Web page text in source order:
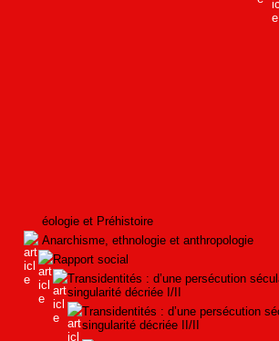
éologie et Préhistoire
Anarchisme, ethnologie et anthropologie
Rapport social
Transidentités : d’une persécution
singularité décriée I/II
Transidentités : d’une persécution
singularité décriée II/II